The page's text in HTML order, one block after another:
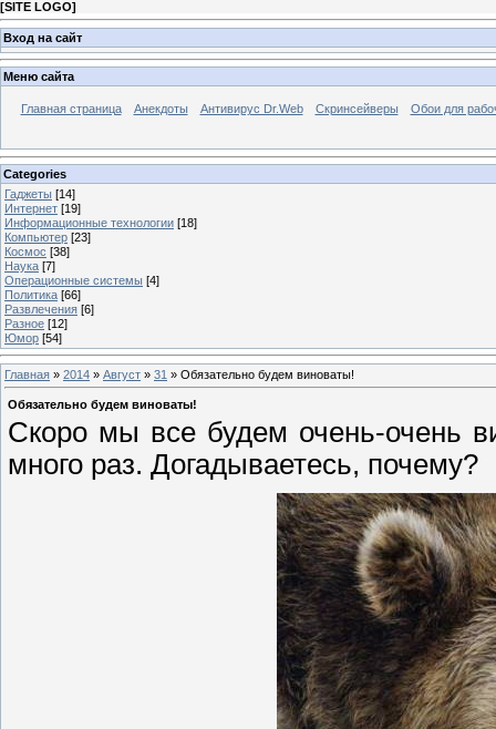
[SITE LOGO]
Вход на сайт
Меню сайта
Главная страница Анекдоты Антивирус Dr.Web Скринсейверы Обои для
Categories
Гаджеты [14]
Интернет [19]
Информационные технологии [18]
Компьютер [23]
Космос [38]
Наука [7]
Операционные системы [4]
Политика [66]
Развлечения [6]
Разное [12]
Юмор [54]
Главная » 2014 » Август » 31 » Обязательно будем виноваты!
Обязательно будем виноваты!
Скоро мы все будем очень-очень
много раз. Догадываетесь, почему?